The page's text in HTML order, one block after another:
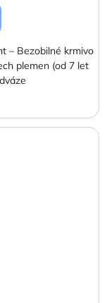
– Bezobilné krmivo
plemen (od 7 let